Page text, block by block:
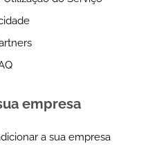
empresa
a sua empresa